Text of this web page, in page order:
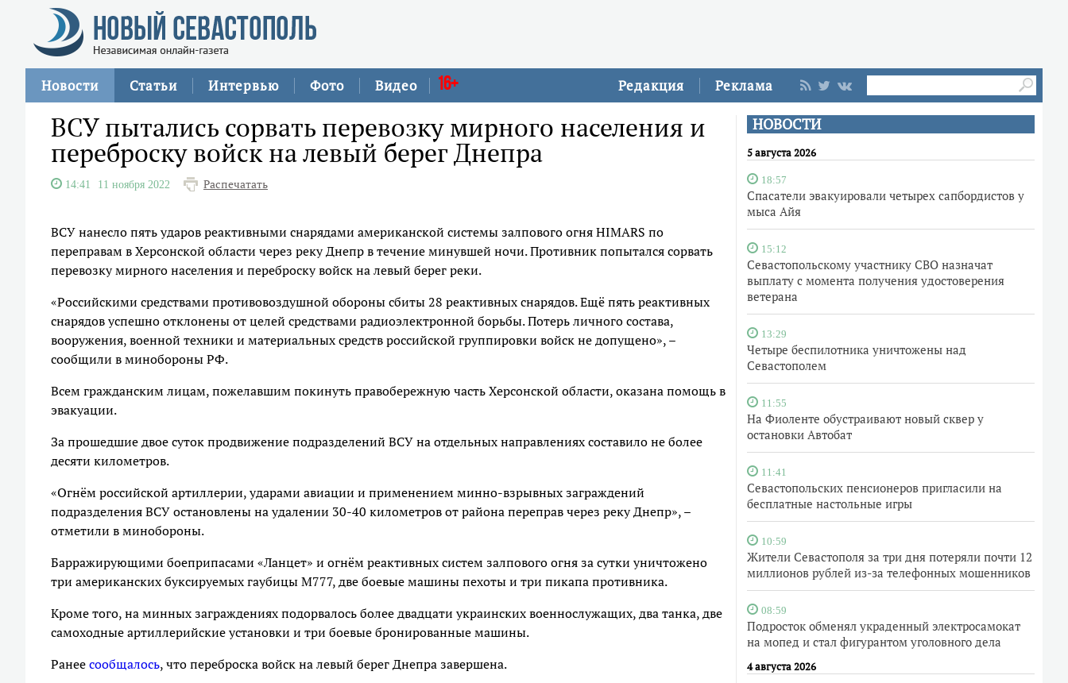
Редакция Реклама
Новости Статьи Интервью Фото Видео 16+
НОВОСТИ
5 августа 2026
18:57
Спасатели эвакуировали четырех сапбордистов у
мыса Айя
15:12
Севастопольскому участнику СВО назначат
выплату с момента получения удостоверения
ветерана
13:29
Четыре беспилотника уничтожены над
Севастополем
11:55
На Фиоленте обустраивают новый сквер у
остановки Автобат
11:41
Севастопольских пенсионеров пригласили на
бесплатные настольные игры
10:59
Жители Севастополя за три дня потеряли почти 12
миллионов рублей из-за телефонных мошенников
08:59
Подросток обменял украденный электросамокат
на мопед и стал фигурантом уголовного дела
4 августа 2026
ВСУ пытались сорвать перевозку мирного населения и
переброску войск на левый берег Днепра
14:41 11 ноября 2022 Распечатать
ВСУ нанесло пять ударов реактивными снарядами американской системы залпового огня HIMARS по
переправам в Херсонской области через реку Днепр в течение минувшей ночи. Противник попытался сорвать
перевозку мирного населения и переброску войск на левый берег реки.
«Российскими средствами противовоздушной обороны сбиты 28 реактивных снарядов. Ещё пять реактивных
снарядов успешно отклонены от целей средствами радиоэлектронной борьбы. Потерь личного состава,
вооружения, военной техники и материальных средств российской группировки войск не допущено», –
сообщили в минобороны РФ.
Всем гражданским лицам, пожелавшим покинуть правобережную часть Херсонской области, оказана помощь в
эвакуации.
За прошедшие двое суток продвижение подразделений ВСУ на отдельных направлениях составило не более
десяти километров.
«Огнём российской артиллерии, ударами авиации и применением минно-взрывных заграждений
подразделения ВСУ остановлены на удалении 30-40 километров от района переправ через реку Днепр», –
отметили в минобороны.
Барражирующими боеприпасами «Ланцет» и огнём реактивных систем залпового огня за сутки уничтожено
три американских буксируемых гаубицы М777, две боевые машины пехоты и три пикапа противника.
Кроме того, на минных заграждениях подорвалось более двадцати украинских военнослужащих, два танка, две
самоходные артиллерийские установки и три боевые бронированные машины.
Ранеесообщалось, что переброска войск на левый берег Днепра завершена.